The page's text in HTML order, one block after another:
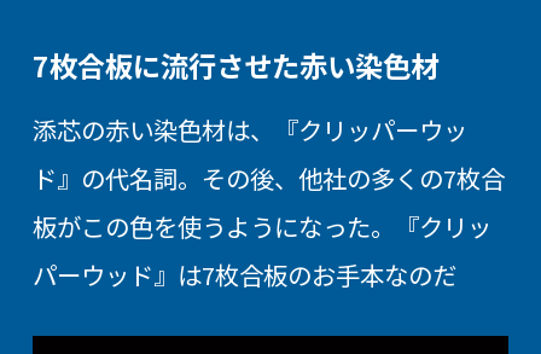
7枚合板に流行させた赤い染色材
添芯の赤い染色材は、『クリッパーウッ
ド』の代名詞。その後、他社の多くの7枚合
板がこの色を使うようになった。『クリッ
パーウッド』は7枚合板のお手本なのだ